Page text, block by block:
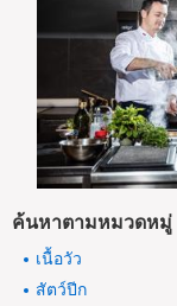
ค้นหาตามหมวดหมู่
เนื้อวัว
สัตว์ปีก